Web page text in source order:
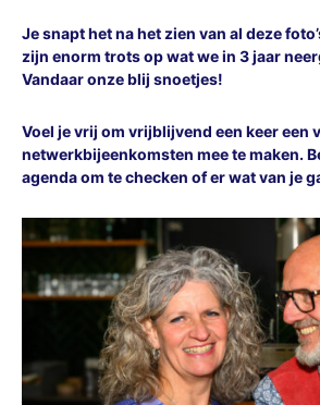
Je snapt het na het zien van al deze
zijn enorm trots op wat we in 3 jaar
Vandaar onze blij snoetjes!
Voel je vrij om vrijblijvend een keer een
netwerkbijeenkomsten mee te maken.
agenda om te checken of er wat van je